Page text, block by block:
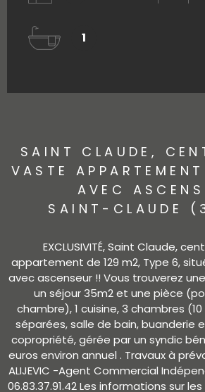
1
SAINT CLAUDE,
VASTE
AVEC
SAINT-CLAUDE
EXCLUSIVITÉ, Saint Claude,
appartement de 129 m2, Type 6,
avec ascenseur !! Vous trouverez
un séjour 35m2 et une pièce
chambre), 1 cuisine, 3 chambres
séparées, salle de bain, buanderie
copropriété, gérée par un syndic
euros environ annuel . Travaux à
ALIJEVIC -Agent Commercial
06.83.37.91.42 Les informations sur